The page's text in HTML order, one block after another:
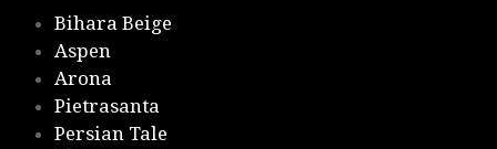
Bihara Beige
Aspen
Arona
Pietrasanta
Persian Tale